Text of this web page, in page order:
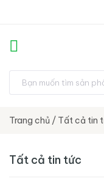
Trang chủ / Tất cả tin
Tất cả tin tức